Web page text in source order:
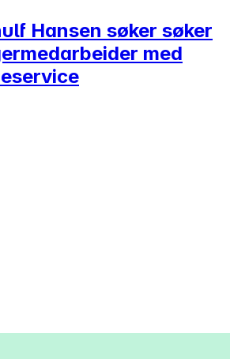
Hansen søker søker
med